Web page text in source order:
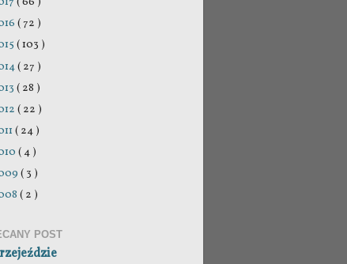
( 72 )
( 103 )
( 27 )
( 28 )
( 22 )
( 24 )
( 4 )
( 3 )
( 2 )
POST